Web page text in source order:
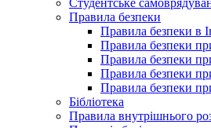
Студентське
Правила безпеки
Правила безпеки в
Правила безпеки
Правила безпеки
Правила безпеки
Правила безпеки
Бібліотека
Правила внутрішнього